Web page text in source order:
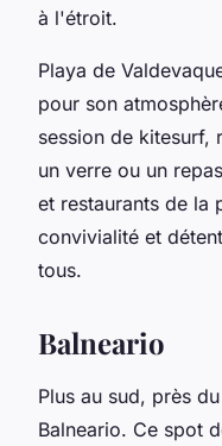
à l'étroit.
Playa de
pour son
session de kitesurf,
un verre ou un
et restaurants de la
convivialité et
tous.
Balneario
Plus au sud, près
Balneario. Ce spot